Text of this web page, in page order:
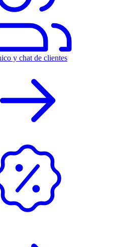
y chat de clientes